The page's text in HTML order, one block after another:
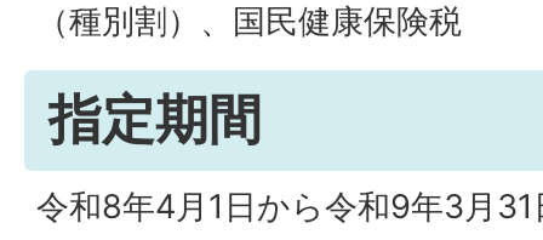
（種別割）、国民健康保険税
指定期間
令和8年4月1日から令和9年3月